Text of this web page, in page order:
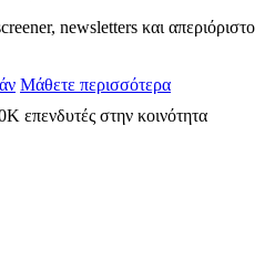
newsletters και απεριόριστο
Μάθετε περισσότερα
επενδυτές στην κοινότητα